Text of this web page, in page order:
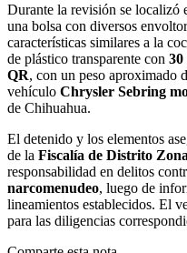
Durante la revisión se localizó
una bolsa con diversos
características similares a la
de plástico transparente con 30
QR, con un peso aproximado
vehículo Chrysler Sebring
de Chihuahua.
El detenido y los elementos
de la Fiscalía de Distrito
responsabilidad en delitos
narcomenudeo, luego de
lineamientos establecidos. El
para las diligencias